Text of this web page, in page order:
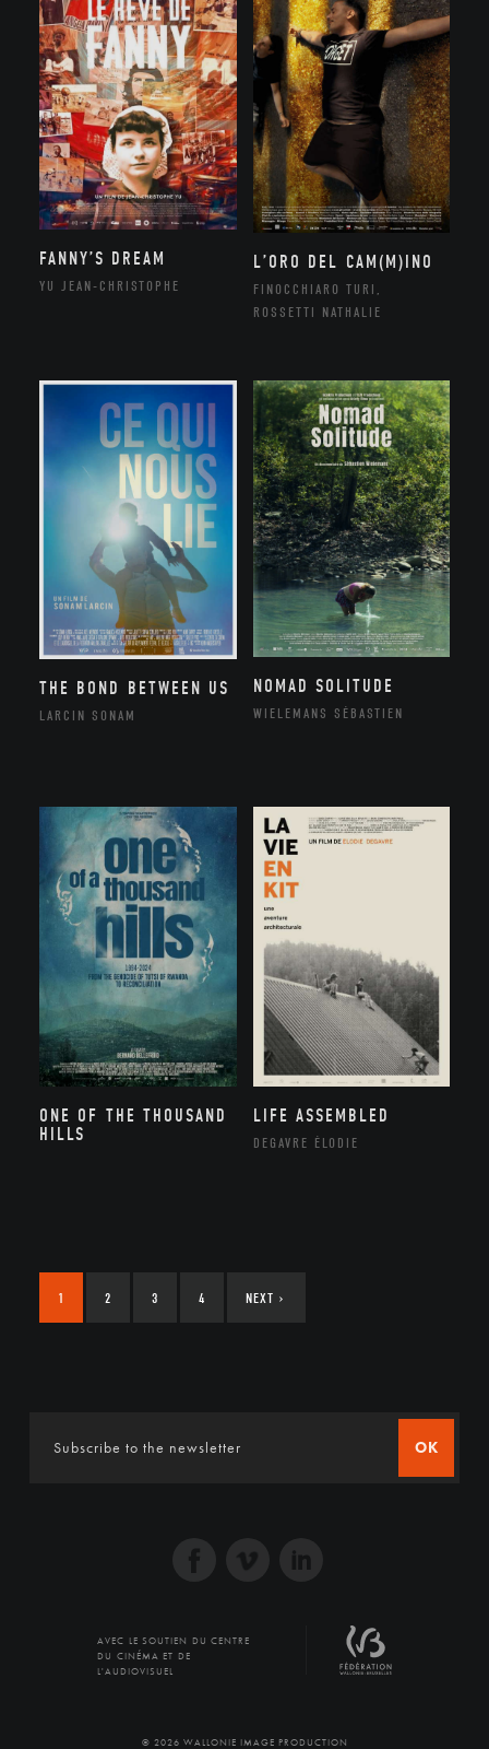
FANNY’S DREAM
YU JEAN-CHRISTOPHE
L’ORO DEL CAM(M)INO
FINOCCHIARO TURI,
ROSSETTI NATHALIE
THE BOND BETWEEN US
LARCIN SONAM
NOMAD SOLITUDE
WIELEMANS SÉBASTIEN
ONE OF THE THOUSAND
HILLS
LIFE ASSEMBLED
DEGAVRE ÉLODIE
1 2 3 4 NEXT ›
OK
AVEC LE SOUTIEN DU CENTRE
DU CINÉMA ET DE
L'AUDIOVISUEL
© 2026 WALLONIE IMAGE PRODUCTION